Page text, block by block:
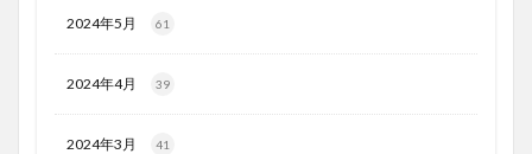
2024年5月 61
2024年4月 39
2024年3月 41